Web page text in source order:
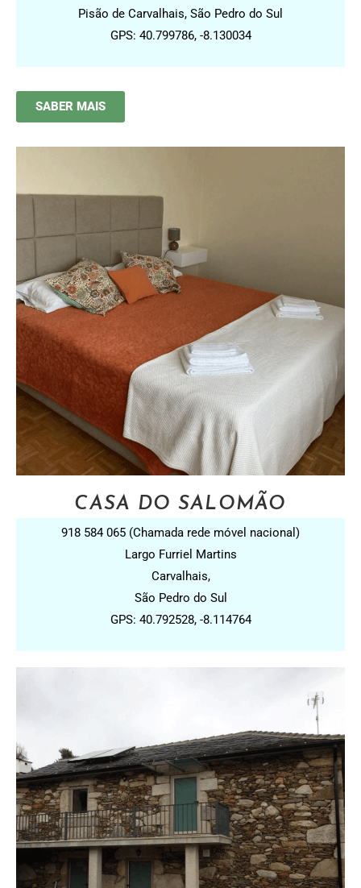
Pisão de Carvalhais, São Pedro do Sul
GPS: 40.799786, -8.130034
SABER MAIS
CASA DO SALOMÃO
918 584 065 (Chamada rede móvel nacional)
Largo Furriel Martins
Carvalhais,
São Pedro do Sul
GPS: 40.792528, -8.114764